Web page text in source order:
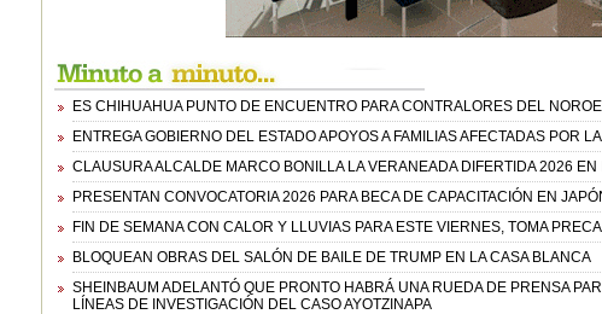
ES CHIHUAHUA PUNTO DE ENCUENTRO PARA CONTRALORES DEL
ENTREGA GOBIERNO DEL ESTADO APOYOS A FAMILIAS AFECTADAS POR
CLAUSURA ALCALDE MARCO BONILLA LA VERANEADA DIFERTIDA 2026
PRESENTAN CONVOCATORIA 2026 PARA BECA DE CAPACITACIÓN EN
FIN DE SEMANA CON CALOR Y LLUVIAS PARA ESTE VIERNES, TOMA
BLOQUEAN OBRAS DEL SALÓN DE BAILE DE TRUMP EN LA CASA BLANCA
SHEINBAUM ADELANTÓ QUE PRONTO HABRÁ UNA RUEDA DE PRENSA
LÍNEAS DE INVESTIGACIÓN DEL CASO AYOTZINAPA